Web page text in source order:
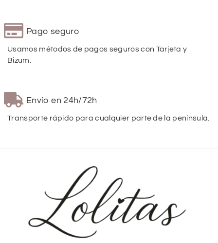
Pago seguro
Usamos métodos de pagos seguros con Tarjeta y
Bizum.
Envío en 24h/72h
Transporte rápido para cualquier parte de la península.